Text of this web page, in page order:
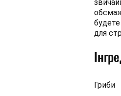
для
Гриби